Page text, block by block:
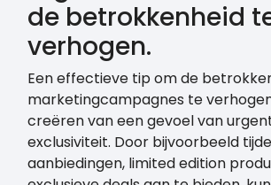
de betrokkenheid
verhogen.
Een effectieve tip om de
marketingcampagnes te
creëren van een gevoel van
exclusiviteit. Door bijvoorbeeld
aanbiedingen, limited edition